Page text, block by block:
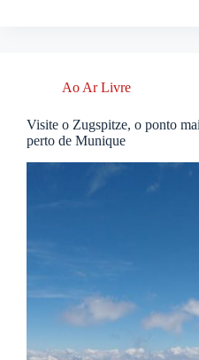
Ao Ar Livre
Visite o Zugspitze, o ponto
perto de Munique